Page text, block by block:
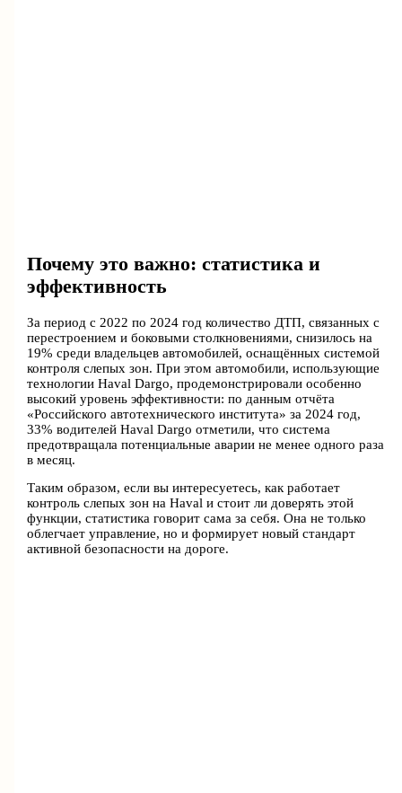
Почему это важно: статистика и
эффективность
За период с 2022 по 2024 год количество ДТП, связанных с
перестроением и боковыми столкновениями, снизилось на
19% среди владельцев автомобилей, оснащённых системой
контроля слепых зон. При этом автомобили, использующие
технологии Haval Dargo, продемонстрировали особенно
высокий уровень эффективности: по данным отчёта
«Российского автотехнического института» за 2024 год,
33% водителей Haval Dargo отметили, что система
предотвращала потенциальные аварии не менее одного раза
в месяц.
Таким образом, если вы интересуетесь, как работает
контроль слепых зон на Haval и стоит ли доверять этой
функции, статистика говорит сама за себя. Она не только
облегчает управление, но и формирует новый стандарт
активной безопасности на дороге.